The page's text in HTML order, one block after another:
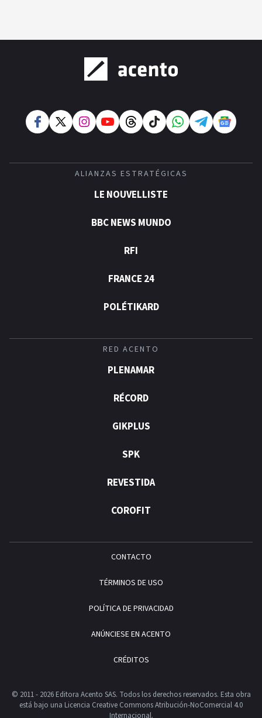
ALIANZAS ESTRATÉGICAS
LE NOUVELLISTE
BBC NEWS MUNDO
RFI
FRANCE 24
POLÉTIKARD
RED ACENTO
PLENAMAR
RÉCORD
GIKPLUS
SPK
REVESTIDA
COROFIT
CONTACTO
TÉRMINOS DE USO
POLÍTICA DE PRIVACIDAD
ANÚNCIESE EN ACENTO
CRÉDITOS
© 2011 - 2026 Editora Acento SAS. Todos los derechos reservados. Esta obra
está bajo una Licencia Creative Commons Atribución-NoComercial 4.0
Internacional.